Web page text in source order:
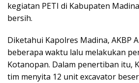
kegiatan PETI di Kabupaten
bersih.
Diketahui Kapolres Madina, AKBP
beberapa waktu lalu melakukan
Kotanopan. Dalam penertiban itu,
tim menyita 12 unit excavator